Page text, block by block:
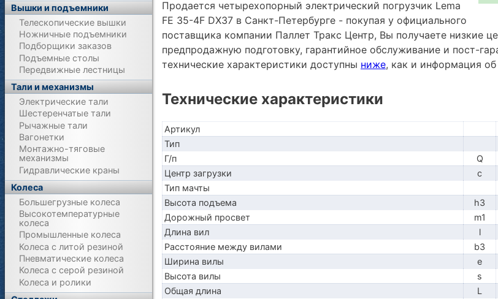
Продается четырехопорный электрический погрузчик Lema
FE 35-4F DX37 в Санкт-Петербурге - покупая у официального
поставщика компании Паллет Тракс Центр, Вы получаете низкие
предпродажную подготовку, гарантийное обслуживание и пост-
технические характеристики доступны ниже, как и информация об
Технические характеристики
Артикул
Тип
Г/п
Q
Центр загрузки
c
Тип мачты
Высота подъема
h3
Дорожный просвет
m1
Длина вил
l
Расстояние между вилами
b3
Ширина вилы
e
Высота вилы
s
Общая длина
L
Вышки и подъемники
Телескопические вышки
Ножничные подъемники
Подборщики заказов
Подъемные столы
Передвижные лестницы
Тали и механизмы
Электрические тали
Шестеренчатые тали
Рычажные тали
Вагонетки
Монтажно-тяговые
механизмы
Гидравлические краны
Колеса
Большегрузные колеса
Высокотемпературные
колеса
Промышленные колеса
Колеса с литой резиной
Пневматические колеса
Колеса с серой резиной
Колеса и ролики